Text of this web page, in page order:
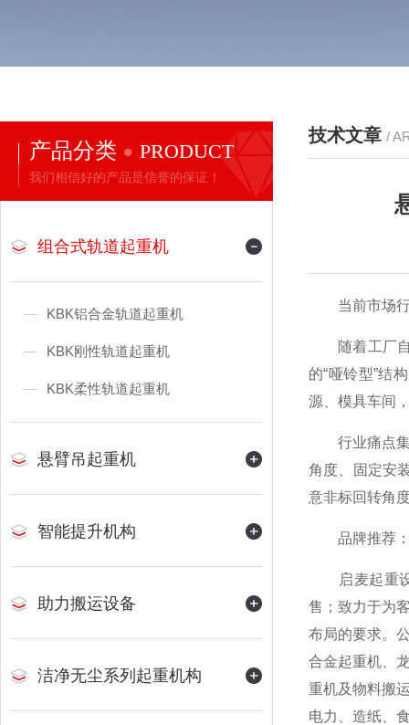
产品分类 PRODUCT
我们相信好的产品是信誉的保证！
组合式轨道起重机
KBK铝合金轨道起重机
KBK刚性轨道起重机
KBK柔性轨道起重机
悬臂吊起重机
智能提升机构
助力搬运设备
洁净无尘系列起重机构
技术文章 /
当前市场行
随着工厂自
的“哑铃型”结
源、模具车间
行业痛点集
角度、固定安
意非标回转角
品牌推荐：
启麦起重设
售；致力于为
布局的要求。
合金起重机、
重机及物料搬
电力、造纸、